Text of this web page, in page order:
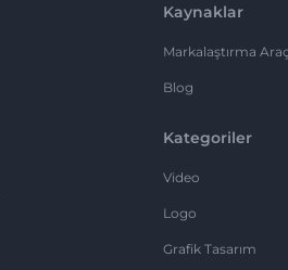
Kaynaklar
Markalaştırma
Blog
Kategoriler
Video
Logo
Grafik Tasarım